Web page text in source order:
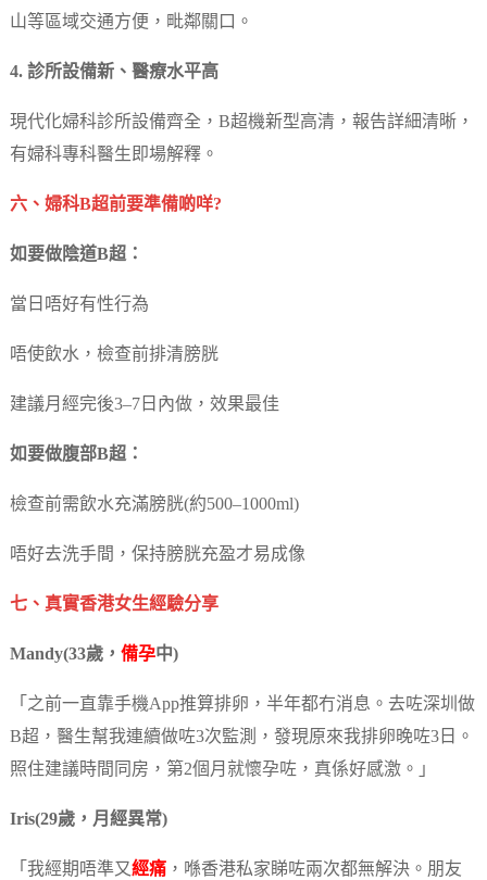
山等區域交通方便，毗鄰關口。
4. 診所設備新、醫療水平高
現代化婦科診所設備齊全，B超機新型高清，報告詳細清晰，
有婦科專科醫生即場解釋。
六、婦科B超前要準備啲咩?
如要做陰道B超：
當日唔好有性行為
唔使飲水，檢查前排清膀胱
建議月經完後3–7日內做，效果最佳
如要做腹部B超：
檢查前需飲水充滿膀胱(約500–1000ml)
唔好去洗手間，保持膀胱充盈才易成像
七、真實香港女生經驗分享
Mandy(33歲， 備孕中)
「之前一直靠手機App推算排卵，半年都冇消息。去咗深圳做
B超，醫生幫我連續做咗3次監測，發現原來我排卵晚咗3日。
照住建議時間同房，第2個月就懷孕咗，真係好感激。」
Iris(29歲，月經異常)
「我經期唔準又經痛，喺香港私家睇咗兩次都無解決。朋友